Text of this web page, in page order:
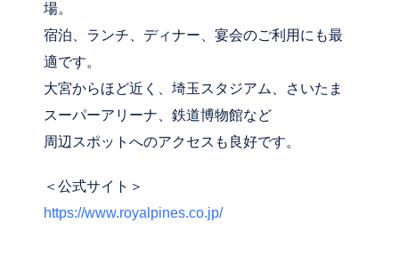
場。
宿泊、ランチ、ディナー、宴会のご利用にも最
適です。
大宮からほど近く、埼玉スタジアム、さいたま
スーパーアリーナ、鉄道博物館など
周辺スポットへのアクセスも良好です。
＜公式サイト＞
https://www.royalpines.co.jp/